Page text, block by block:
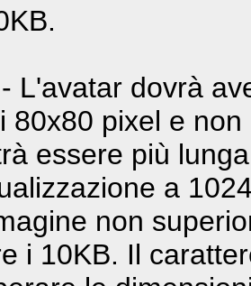
- L'avatar dovrà
80x80 pixel e
essere più
a
non
i 10KB. Il